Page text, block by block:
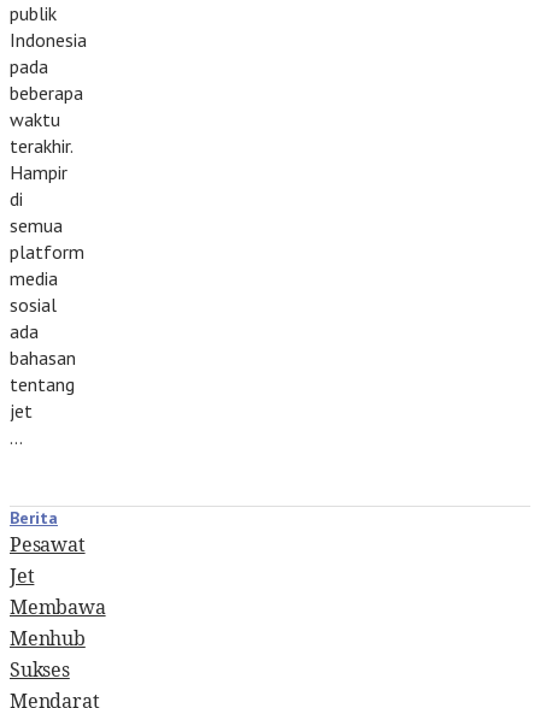
publik
Indonesia
pada
beberapa
waktu
terakhir.
Hampir
di
semua
platform
media
sosial
ada
bahasan
tentang
jet
…
Berita
Pesawat
Jet
Membawa
Menhub
Sukses
Mendarat